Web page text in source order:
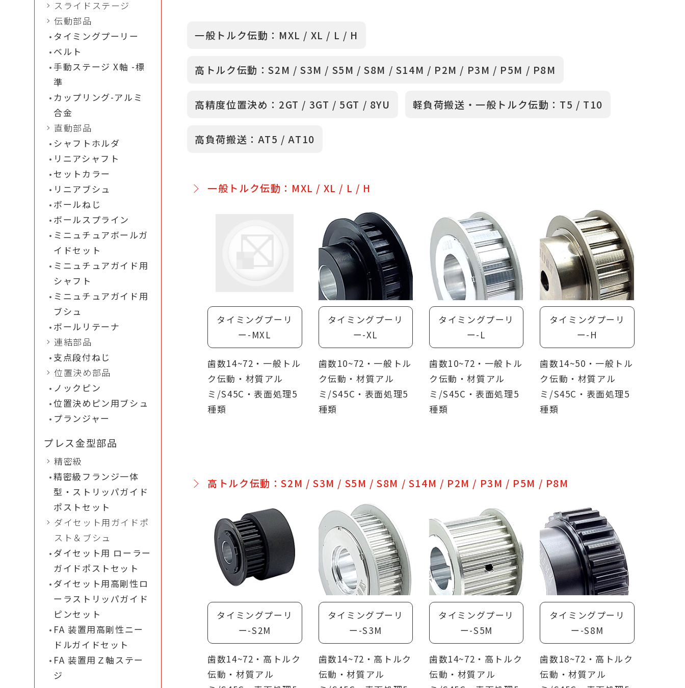
スライドステージ
伝動部品
タイミングプーリー
ベルト
手動ステージ X軸 -標
準
カップリング-アルミ
合金
直動部品
シャフトホルダ
リニアシャフト
セットカラー
リニアブシュ
ボールねじ
ボールスプライン
ミニュチュアボールガ
イドセット
ミニュチュアガイド用
シャフト
ミニュチュアガイド用
ブシュ
ボールリテーナ
連結部品
支点段付ねじ
位置決め部品
ノックピン
位置決めピン用ブシュ
プランジャー
プレス金型部品
精密級
精密級フランジ一体
型・ストリッパガイド
ポストセット
ダイセット用ガイドポ
スト＆ブシュ
ダイセット用 ローラー
ガイドポストセット
ダイセット用高剛性ロ
ーラストリッパガイド
ピンセット
FA 装置用高剛性ニー
ドルガイドセット
FA 装置用Ｚ軸ステー
ジ
構造
なり、産業用伝導機器の外装に使用されています。
動に適しています。
高精度位置決め：クリアランスが小さく、位置決め用途
軽負荷時の一般的なトルク伝達：トランスミッションに
適した台形歯付きタイミングプーリー、トランスミッシ
ョン用途にも使用可能。
高負荷伝達：高負荷伝達用タイミングプーリーで、許容
応用産業
スマート電動カーテン、自動ドア、食品機械、ミシン、印刷
機、繊維機械、事務機、測定器、プラスチック射出成形機、
包装機など位置決めが必要な大型加工機、医療機器、リフト
など身近なところで使われているほか、搬送用としても使わ
れています。
アムカーボンスチール
ケル、黒染め、お客様の使用環境に応じて選択可能
納期：すべての部品は在庫があり、お客様が必要な製品
の種類を選択すると、5営業日以内にお届けすることが
できます
追加工：ストップスクリューの角度変更、サイドタッピ
ングホールの追加、サイド貫通穴の追加、フランジレス/
シングルフランジ/フランジカット、タッピングホールの
サイズ変更、止めネジの長さ変更など追加工サービスが
可能です
一般トルク伝動：MXL / XL / L / H
高トルク伝動：S2M / S3M / S5M / S8M / S14M / P2M / P3M / P5M / P8M
高精度位置決め：2GT / 3GT / 5GT / 8YU 軽負荷搬送・一般トルク伝動：T5 / T10
高負荷搬送：AT5 / AT10
一般トルク伝動：MXL / XL / L / H
タイミングプーリ
ー-MXL
歯数14~72・一般トル
ク伝動・材質アル
ミ/S45C・表面処理5
種類
タイミングプーリ
ー-XL
歯数10~72・一般トル
ク伝動・材質アル
ミ/S45C・表面処理5
種類
タイミングプーリ
ー-L
歯数10~72・一般トル
ク伝動・材質アル
ミ/S45C・表面処理5
種類
タイミングプーリ
ー-H
歯数14~50・一般トル
ク伝動・材質アル
ミ/S45C・表面処理5
種類
高トルク伝動：S2M / S3M / S5M / S8M / S14M / P2M / P3M / P5M / P8M
タイミングプーリ
ー-S2M
歯数14~72・高トルク
伝動・材質アル
タイミングプーリ
ー-S3M
歯数14~72・高トルク
伝動・材質アル
タイミングプーリ
ー-S5M
歯数14~72・高トルク
伝動・材質アル
タイミングプーリ
ー-S8M
歯数18~72・高トルク
伝動・材質アル